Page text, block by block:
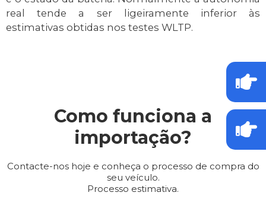
real tende a ser ligeiramente inferior às
estimativas obtidas nos testes WLTP.
Como funciona a
importação?
Contacte-nos hoje e conheça o processo de compra do
seu veículo.
Processo estimativa.